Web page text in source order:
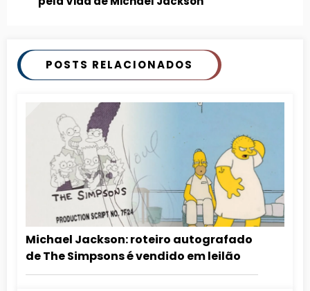
POSTS RELACIONADOS
Michael Jackson: roteiro autografado
de The Simpsons é vendido em leilão